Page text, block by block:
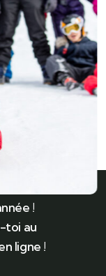
!
toi au
ligne !